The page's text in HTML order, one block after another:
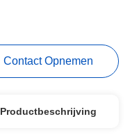
Contact Opnemen
Productbeschrijving